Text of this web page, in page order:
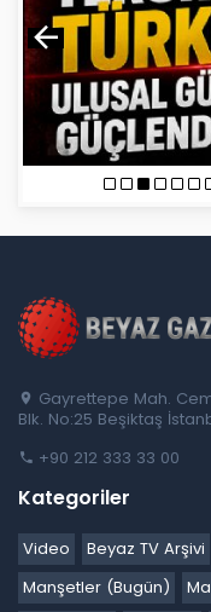
Gayrettepe Mah.
Blk. No:25 Beşiktaş
+90 212 333 33 00
Kategoriler
Video Beyaz TV Arşivi
Manşetler (Bugün)